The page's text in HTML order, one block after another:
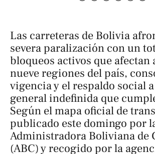
Las carreteras de Bolivia
severa paralización con un
bloqueos activos que afectan
nueve regiones del país,
vigencia y el respaldo social
general indefinida que
Según el mapa oficial de
publicado este domingo por
Administradora Boliviana de
(ABC) y recogido por la